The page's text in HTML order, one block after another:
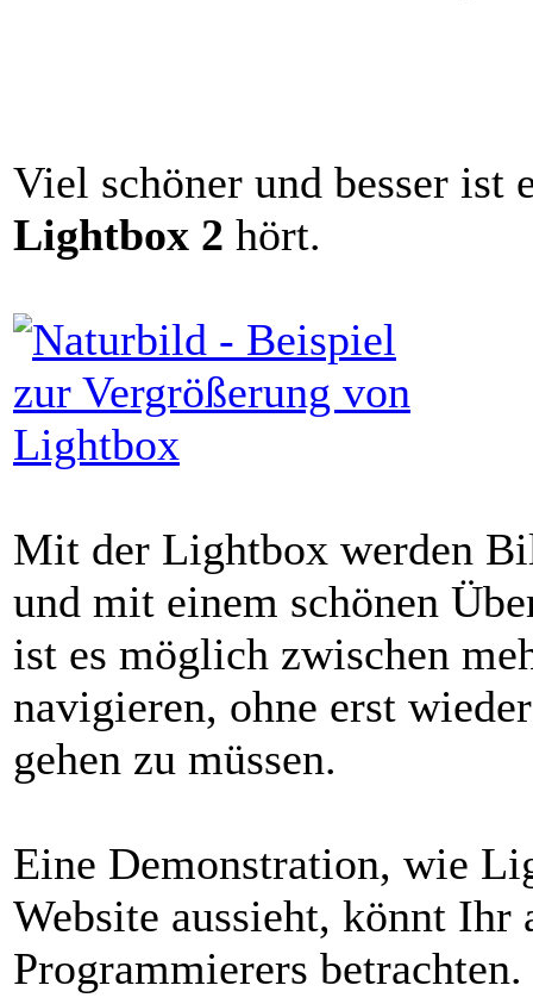
Viel schöner und besser ist
Lightbox 2 hört.
Mit der Lightbox werden
und mit einem schönen
ist es möglich zwischen
navigieren, ohne erst
gehen zu müssen.
Eine Demonstration, wie
Website aussieht, könnt
Programmierers betrachten.